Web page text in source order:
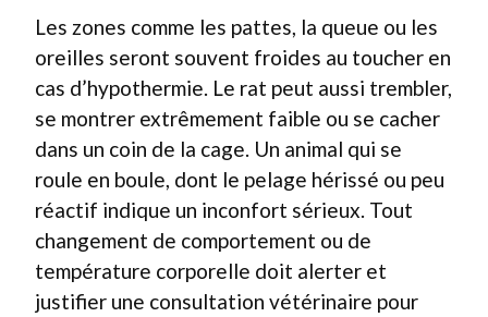
Les zones comme les pattes, la queue ou les
oreilles seront souvent froides au toucher en
cas d’hypothermie. Le rat peut aussi trembler,
se montrer extrêmement faible ou se cacher
dans un coin de la cage. Un animal qui se
roule en boule, dont le pelage hérissé ou peu
réactif indique un inconfort sérieux. Tout
changement de comportement ou de
température corporelle doit alerter et
justifier une consultation vétérinaire pour